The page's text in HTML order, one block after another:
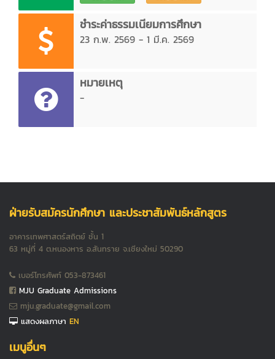
ชำระค่าธรรมเนียมการศึกษา
23 ก.พ. 2569 - 1 มี.ค. 2569
หมายเหตุ
-
ฝ่ายรับสมัครนักศึกษา และประชาสัมพันธ์หลักสูตร
อาคารเทพศาสตร์สถิตย์ ชั้น 1
63 หมู่ที่ 4 ต.หนองหาร อ.สันทราย จ.เชียงใหม่ 50290
เบอร์โทรศัพท์ 053-873461
MJU Graduate Admissions
mju.graduate@gmail.com
แสดงผลภาษา EN
เมนูอื่นๆ